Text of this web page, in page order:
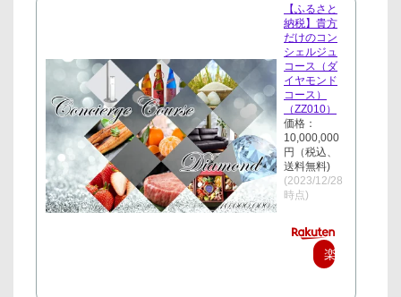
【ふるさと
納税】貴方
だけのコン
シェルジュ
コース（ダ
イヤモンド
コース）
（ZZ010）
価格：
10,000,000
円（税込、
送料無料)
(2023/12/28
時点)
楽